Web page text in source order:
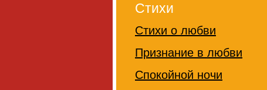
Стихи
Стихи о любви
Признание в любви
Спокойной ночи